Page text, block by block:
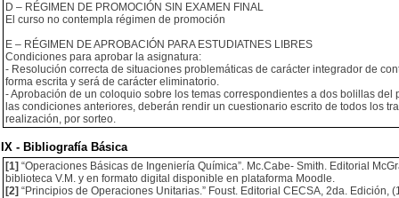
D – RÉGIMEN DE PROMOCIÓN SIN EXAMEN FINAL
El curso no contempla régimen de promoción
E – RÉGIMEN DE APROBACIÓN PARA ESTUDIATNES LIBRES
Condiciones para aprobar la asignatura:
- Resolución correcta de situaciones problemáticas de carácter integrador de
forma escrita y será de carácter eliminatorio.
- Aprobación de un coloquio sobre los temas correspondientes a dos bolillas
las condiciones anteriores, deberán rendir un cuestionario escrito de todos los
realización, por sorteo.
IX - Bibliografía Básica
[1] “Operaciones Básicas de Ingeniería Química”. Mc.Cabe- Smith. Editorial
biblioteca V.M. y en formato digital disponible en plataforma Moodle.
[2] “Principios de Operaciones Unitarias.” Foust. Editorial CECSA, 2da.